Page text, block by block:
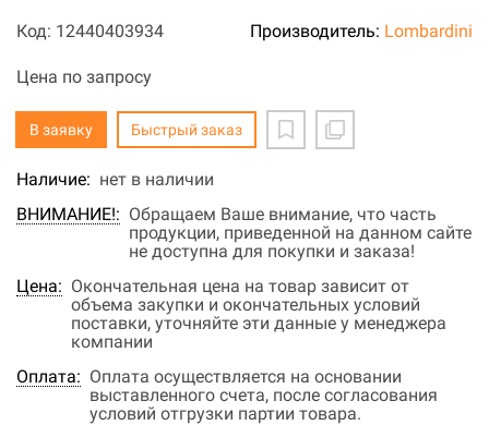
Код: 12440403934 Производитель: Lombardini
Цена по запросу
В заявку Быстрый заказ
Наличие: нет в наличии
ВНИМАНИЕ!: Обращаем Ваше внимание, что часть
продукции, приведенной на данном сайте
не доступна для покупки и заказа!
Цена: Окончательная цена на товар зависит от
объема закупки и окончательных условий
поставки, уточняйте эти данные у менеджера
компании
Оплата: Оплата осуществляется на основании
выставленного счета, после согласования
условий отгрузки партии товара.